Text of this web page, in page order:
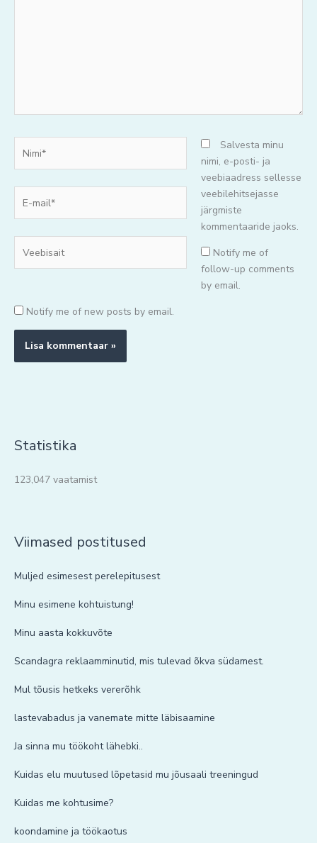
mail*
Salvesta minu
nimi, e-posti- ja
veebiaadress sellesse
veebilehitsejasse
järgmiste
kommentaaride jaoks.
Notify me of
follow-up comments
by email.
Notify me of new posts by email.
Statistika
123,047 vaatamist
Viimased postitused
Muljed esimesest perelepitusest
Minu esimene kohtuistung!
Minu aasta kokkuvõte
Scandagra reklaamminutid, mis tulevad õkva südamest.
Mul tõusis hetkeks vererõhk
lastevabadus ja vanemate mitte läbisaamine
Ja sinna mu töökoht lähebki..
Kuidas elu muutused lõpetasid mu jõusaali treeningud
Kuidas me kohtusime?
koondamine ja töökaotus